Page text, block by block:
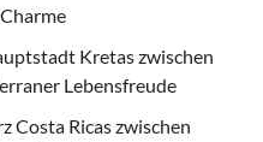
Kretas zwischen
Lebensfreude
Costa Ricas zwischen